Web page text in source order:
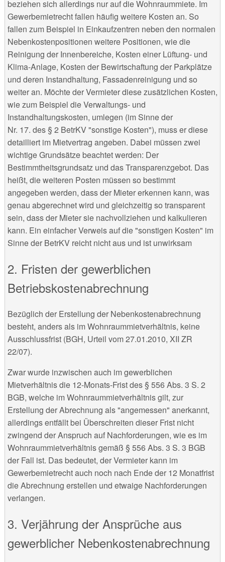
beziehen sich allerdings nur auf die Wohnraummiete. Im
Gewerbemietrecht fallen häufig weitere Kosten an. So
fallen zum Beispiel in Einkaufzentren neben den normalen
Nebenkostenpositionen weitere Positionen, wie die
Reinigung der Innenbereiche, Kosten einer Lüftung- und
Klima-Anlage, Kosten der Bewirtschaftung der Parkplätze
und deren Instandhaltung, Fassadenreinigung und so
weiter an. Möchte der Vermieter diese zusätzlichen Kosten,
wie zum Beispiel die Verwaltungs- und
Instandhaltungskosten, umlegen (im Sinne der
Nr. 17. des § 2 BetrKV "sonstige Kosten"), muss er diese
detailliert im Mietvertrag angeben. Dabei müssen zwei
wichtige Grundsätze beachtet werden: Der
Bestimmtheitsgrundsatz und das Transparenzgebot. Das
heißt, die weiteren Posten müssen so bestimmt
angegeben werden, dass der Mieter erkennen kann, was
genau abgerechnet wird und gleichzeitig so transparent
sein, dass der Mieter sie nachvollziehen und kalkulieren
kann. Ein einfacher Verweis auf die "sonstigen Kosten" im
Sinne der BetrKV reicht nicht aus und ist unwirksam
2. Fristen der gewerblichen
Betriebskostenabrechnung
Bezüglich der Erstellung der Nebenkostenabrechnung
besteht, anders als im Wohnraummietverhältnis, keine
Ausschlussfrist (BGH, Urteil vom 27.01.2010, XII ZR
22/07).
Zwar wurde inzwischen auch im gewerblichen
Mietverhältnis die 12-Monats-Frist des § 556 Abs. 3 S. 2
BGB, welche im Wohnraummietverhältnis gilt, zur
Erstellung der Abrechnung als "angemessen" anerkannt,
allerdings entfällt bei Überschreiten dieser Frist nicht
zwingend der Anspruch auf Nachforderungen, wie es im
Wohnraummietverhältnis gemäß § 556 Abs. 3 S. 3 BGB
der Fall ist. Das bedeutet, der Vermieter kann im
Gewerbemietrecht auch noch nach Ende der 12 Monatfrist
die Abrechnung erstellen und etwaige Nachforderungen
verlangen.
3. Verjährung der Ansprüche aus
gewerblicher Nebenkostenabrechnung